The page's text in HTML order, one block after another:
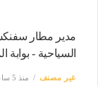
مدير مطار
السياحية - بوابة
غير مصنف منذ 5 ساعات